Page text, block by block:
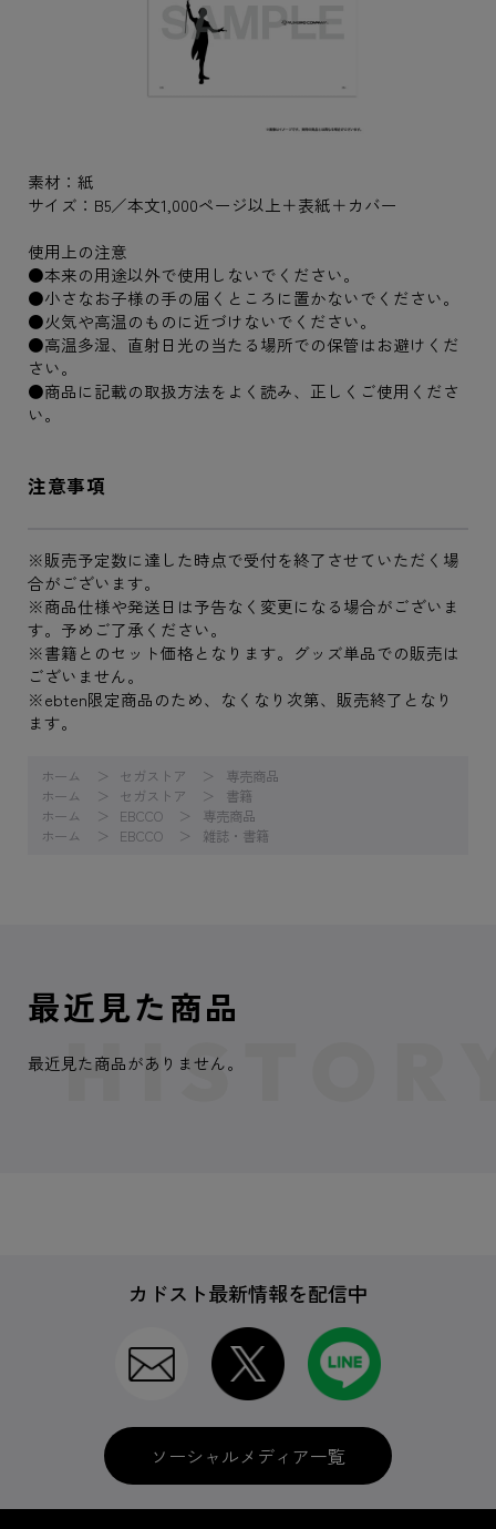
素材：紙
サイズ：B5／本文1,000ページ以上＋表紙＋カバー
使用上の注意
●本来の用途以外で使用しないでください。
●小さなお子様の手の届くところに置かないでください。
●火気や高温のものに近づけないでください。
●高温多湿、直射日光の当たる場所での保管はお避けくだ
さい。
●商品に記載の取扱方法をよく読み、正しくご使用くださ
い。
注意事項
※販売予定数に達した時点で受付を終了させていただく場
合がございます。
※商品仕様や発送日は予告なく変更になる場合がございま
す。予めご了承ください。
※書籍とのセット価格となります。グッズ単品での販売は
ございません。
※ebten限定商品のため、なくなり次第、販売終了となり
ます。
ホーム セガストア
専売商品
ホーム
セガストア
書籍
ホーム
EBCCO
専売商品
ホーム
EBCCO 雑誌・書籍
最近見た商品
最近見た商品がありません。
カドスト最新情報を配信中
ソーシャルメディア一覧